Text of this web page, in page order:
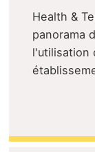
Health &
panorama
l'utilisation